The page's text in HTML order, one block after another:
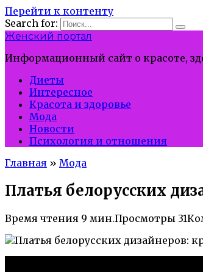
Перейти к контенту
Search for:
Женский портал
Информационный сайт о красоте,
Диеты
Интересное
Красота и здоровье
Мода
Новости
Психология и отношения
Главная » Мода
Платья белорусских
Время чтения 9 мин.Просмотры 31